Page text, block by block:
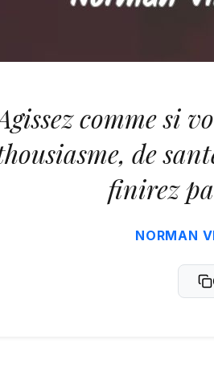
comme si
de
finirez
NORMAN